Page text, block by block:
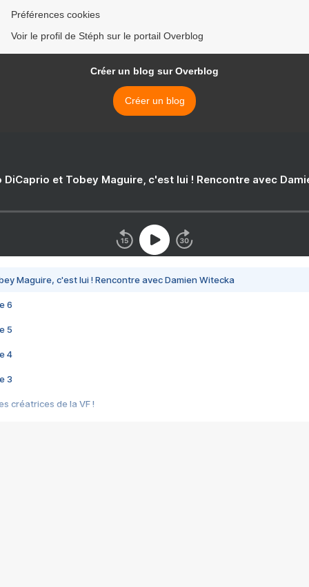
Préférences cookies
Voir le profil de Stéph sur le portail Overblog
Créer un blog sur Overblog
Créer un blog
DiCaprio et Tobey Maguire, c'est lui ! Rencontre avec
Maguire, c'est lui ! Rencontre avec Damien Witecka
6
5
4
3
créatrices de la VF !